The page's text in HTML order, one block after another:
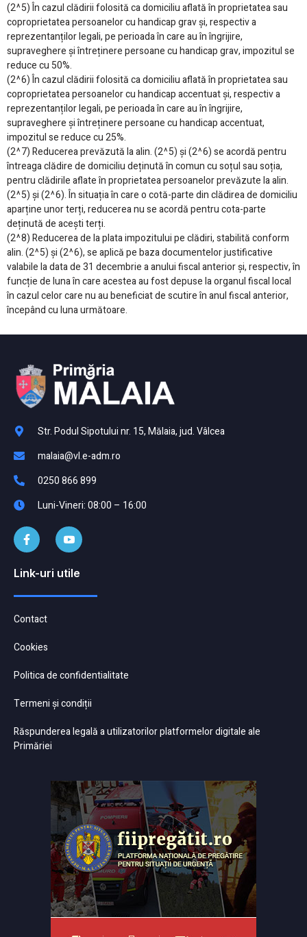
(2^5) În cazul clădirii folosită ca domiciliu aflată în proprietatea sau
coproprietatea persoanelor cu handicap grav și, respectiv a
reprezentanților legali, pe perioada în care au în îngrijire,
supraveghere și întreținere persoane cu handicap grav, impozitul se
reduce cu 50%.
(2^6) În cazul clădirii folosită ca domiciliu aflată în proprietatea sau
coproprietatea persoanelor cu handicap accentuat și, respectiv a
reprezentanților legali, pe perioada în care au în îngrijire,
supraveghere și întreținere persoane cu handicap accentuat,
impozitul se reduce cu 25%.
(2^7) Reducerea prevăzută la alin. (2^5) și (2^6) se acordă pentru
întreaga clădire de domiciliu deținută în comun cu soțul sau soția,
pentru clădirile aflate în proprietatea persoanelor prevăzute la alin.
(2^5) și (2^6). În situația în care o cotă-parte din clădirea de domiciliu
aparține unor terți, reducerea nu se acordă pentru cota-parte
deținută de acești terți.
(2^8) Reducerea de la plata impozitului pe clădiri, stabilită conform
alin. (2^5) și (2^6), se aplică pe baza documentelor justificative
valabile la data de 31 decembrie a anului fiscal anterior și, respectiv, în
funcție de luna în care acestea au fost depuse la organul fiscal local
în cazul celor care nu au beneficiat de scutire în anul fiscal anterior,
începând cu luna următoare.
Str. Podul Sipotului nr. 15, Mălaia, jud. Vâlcea
malaia@vl.e-adm.ro
0250 866 899
Luni-Vineri: 08:00 – 16:00
Link-uri utile
Contact
Cookies
Politica de confidentialitate
Termeni și condiții
Răspunderea legală a utilizatorilor platformelor digitale ale
Primăriei